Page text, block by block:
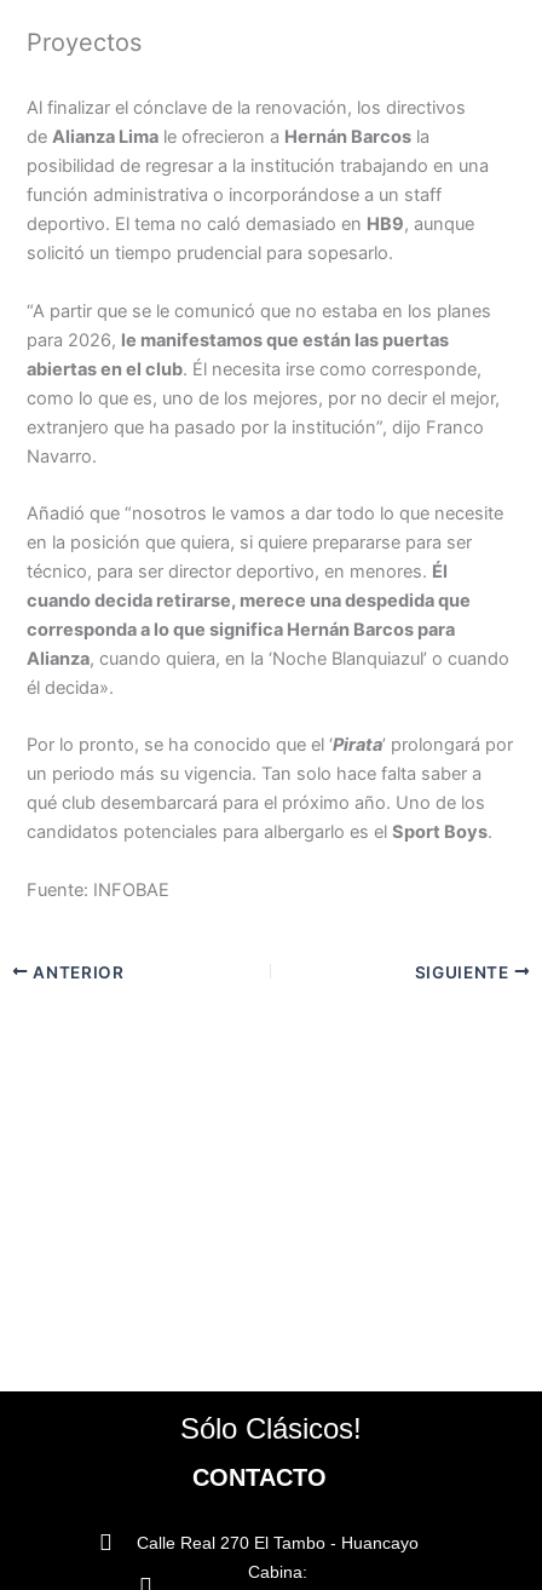
Proyectos
Al finalizar el cónclave de la renovación, los directivos
deAlianza Lima le ofrecieron a Hernán Barcos la
posibilidad de regresar a la institución trabajando en una
función administrativa o incorporándose a un staff
deportivo. El tema no caló demasiado en HB9, aunque
solicitó un tiempo prudencial para sopesarlo.
“A partir que se le comunicó que no estaba en los planes
para 2026, le manifestamos que están las puertas
abiertas en el club. Él necesita irse como corresponde,
como lo que es, uno de los mejores, por no decir el mejor,
extranjero que ha pasado por la institución”, dijo Franco
Navarro.
Añadió que “nosotros le vamos a dar todo lo que necesite
en la posición que quiera, si quiere prepararse para ser
técnico, para ser director deportivo, en menores. Él
cuando decida retirarse, merece una despedida que
corresponda a lo que significa Hernán Barcos para
Alianza, cuando quiera, en la ‘Noche Blanquiazul’ o cuando
él decida».
Por lo pronto, se ha conocido que el ‘Pirata’ prolongará por
un periodo más su vigencia. Tan solo hace falta saber a
qué club desembarcará para el próximo año. Uno de los
candidatos potenciales para albergarlo es elSport Boys.
Fuente: INFOBAE
ANTERIOR SIGUIENTE
Sólo Clásicos!
CONTACTO
Calle Real 270 El Tambo - Huancayo
Cabina: